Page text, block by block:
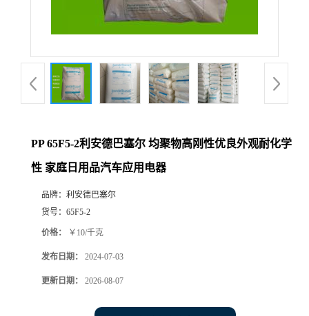
PP 65F5-2利安德巴塞尔 均聚物高刚性优良外观耐化学
性 家庭日用品汽车应用电器
品牌： 利安德巴塞尔
货号： 65F5-2
价格： ￥10/千克
发布日期： 2024-07-03
更新日期： 2026-08-07